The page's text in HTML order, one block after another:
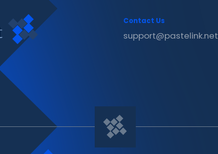
Contact Us
support@pastelink.net